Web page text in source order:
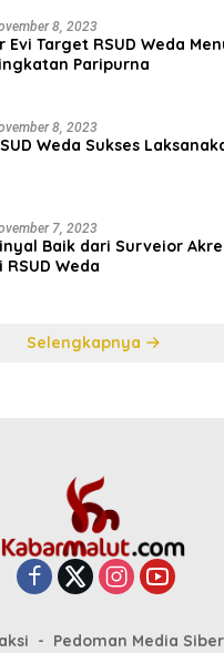
8, 2023
Evi Target RSUD Weda
Paripurna
8, 2023
Weda Sukses
7, 2023
Baik dari Surveior
RSUD Weda
Selengkapnya
Pedoman Media Siber